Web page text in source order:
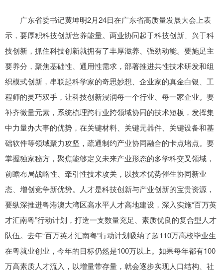
广东省委书记黄坤明2月24日在广东省高质量发展大会上表
示，要厚积科技创新营养能量。两业协同起于科技创新、兴于科
技创新，抓住科技创新就拥有了丰厚滋养、强劲动能。要施足主
要养分，聚焦基础性、通用性需求，部署推进共性技术研发和组
织模式创新，串联起科学家的奇思妙想、企业家的真金白银、工
程师的灵巧双手，让科技创新浸润每一个行业、每一家企业。要
补齐微量元素，系统梳理跨行业跨领域协同的技术短板，发挥集
中力量办大事的优势，在关键材料、关键元器件、关键设备和基
础软件等领域聚力攻坚，疏通制约产业协同融合的卡点堵点。要
掌握独家秘方，聚焦能够定义未来产业形态的多学科交叉领域，
前瞻布局战略性、牵引性技术攻关，以技术优势催生协同新业
态、增创竞争新优势。人才是科技创新与产业创新的宝贵资源，
要纵深推进粤港澳大湾区高水平人才高地建设，深入实施“百万英
才汇南粤”行动计划，打造一支数量充足、素质优良的复合型人才
队伍。去年“百万英才汇南粤”行动计划吸纳了超110万高校毕业生
在粤就业创业，今年的目标仍然是100万以上。如果每年都有100
万高素质人才流入，以增量带存量，就会逐步实现人口结构、社